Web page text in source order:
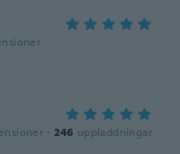
· 246 uppladdningar